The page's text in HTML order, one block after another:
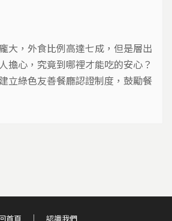
大，外食比例高達七成，但是層出
擔心，究竟到哪裡才能吃的安心？
立綠色友善餐廳認證制度，鼓勵餐
，重新建立農民、餐廳、消費者三
首頁 認識我們